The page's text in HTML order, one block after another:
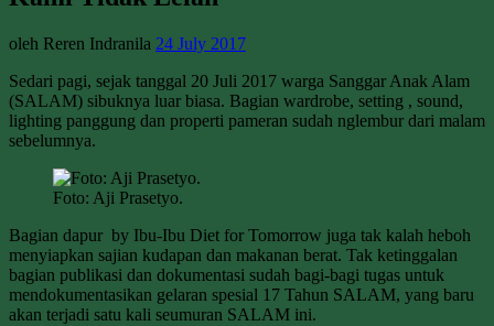
oleh Reren Indranila 24 July 2017
Sedari pagi, sejak tanggal 20 Juli 2017 warga Sanggar Anak Alam
(SALAM) sibuknya luar biasa. Bagian wardrobe, setting , sound,
lighting panggung dan properti pameran sudah nglembur dari malam
sebelumnya.
Foto: Aji Prasetyo.
Bagian dapur by Ibu-Ibu Diet for Tomorrow juga tak kalah heboh
menyiapkan sajian kudapan dan makanan berat. Tak ketinggalan
bagian publikasi dan dokumentasi sudah bagi-bagi tugas untuk
mendokumentasikan gelaran spesial 17 Tahun SALAM, yang baru
akan terjadi satu kali seumuran SALAM ini.